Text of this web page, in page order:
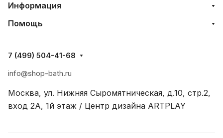
Информация
Помощь
7 (499) 504-41-68
info@shop-bath.ru
Москва, ул. Нижняя Сыромятническая, д.10, стр.2,
вход 2A, 1й этаж / Центр дизайна ARTPLAY